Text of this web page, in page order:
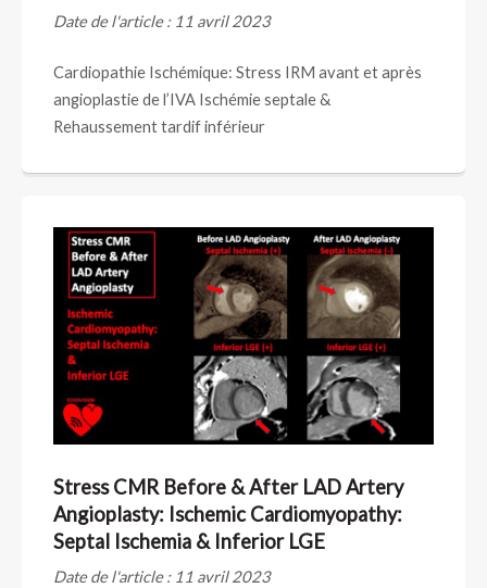
Date de l'article : 11 avril 2023
Cardiopathie Ischémique: Stress IRM avant et après
angioplastie de l’IVA Ischémie septale &
Rehaussement tardif inférieur
Stress CMR Before & After LAD Artery
Angioplasty: Ischemic Cardiomyopathy:
Septal Ischemia & Inferior LGE
Date de l'article : 11 avril 2023